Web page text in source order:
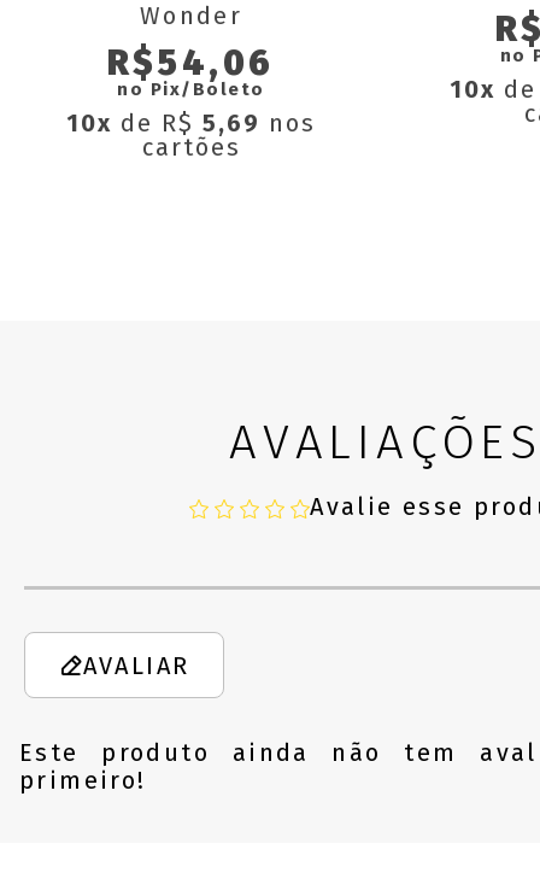
Wonder
R$54,06
no Pix/Boleto
10x de R$ 5,69 nos
cartões
no
10x
Avalie esse
AVALIAR
Este produto ainda não tem
primeiro!